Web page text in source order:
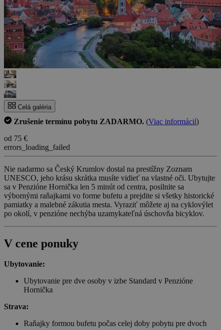
Celá galéria
Zrušenie termínu pobytu ZADARMO. (Viac informácií)
od 75 €
errors_loading_failed
Nie nadarmo sa Český Krumlov dostal na prestížny Zoznam
UNESCO, jeho krásu skrátka musíte vidieť na vlastné oči. Ubytujte
sa v Penzióne Hornička len 5 minút od centra, posilnite sa
výbornými raňajkami vo forme bufetu a prejdite si všetky historické
pamiatky a malebné zákutia mesta. Vyraziť môžete aj na cyklovýlet
po okolí, v penzióne nechýba uzamykateľná úschovňa bicyklov.
V cene ponuky
Ubytovanie:
Ubytovanie pre dve osoby v izbe Standard v Penzióne
Hornička
Strava:
Raňajky formou bufetu počas celej doby pobytu pre dvoch